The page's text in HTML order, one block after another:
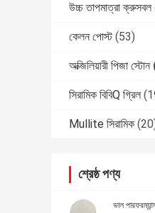
উচ্চ তাপমাত্রা ক্রুসবল
কেলন পোস্ট (53)
অক্জিলিয়ারী পিজা স্টোন
সিরামিক বিবিQ গ্রিল
Mullite সিরামিক
শ্রেষ্ঠ পণ্য
ভাল